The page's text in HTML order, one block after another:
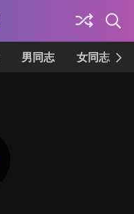
男同志 女同志